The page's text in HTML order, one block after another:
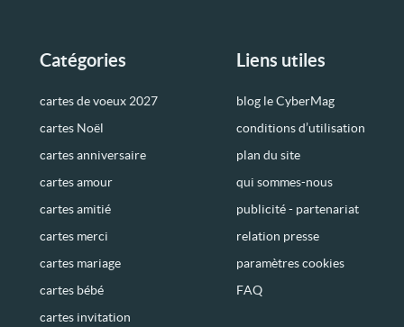
Catégories
cartes de voeux 2027
cartes Noël
cartes anniversaire
cartes amour
cartes amitié
cartes merci
cartes mariage
cartes bébé
cartes invitation
Liens utiles
blog le CyberMag
conditions d’utilisation
plan du site
qui sommes-nous
publicité - partenariat
relation presse
paramètres cookies
FAQ